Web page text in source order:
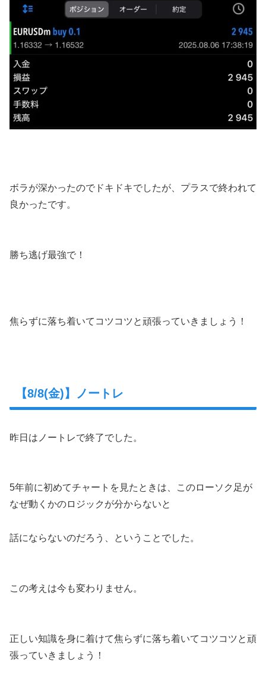
ボラが深かったのでドキドキでしたが、プラスで終われて
良かったです。
勝ち逃げ最強で！
焦らずに落ち着いてコツコツと頑張っていきましょう！
【8/8(金)】ノートレ
昨日はノートレで終了でした。
5年前に初めてチャートを見たときは、このローソク足が
なぜ動くかのロジックが分からないと
話にならないのだろう、ということでした。
この考えは今も変わりません。
正しい知識を身に着けて焦らずに落ち着いてコツコツと頑
張っていきましょう！